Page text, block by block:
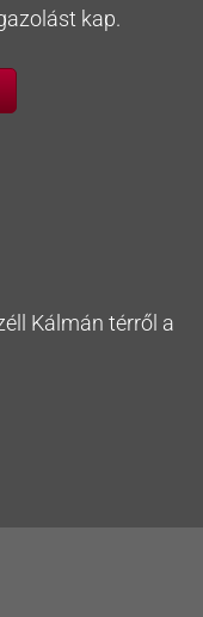
kap.
Kálmán térről a